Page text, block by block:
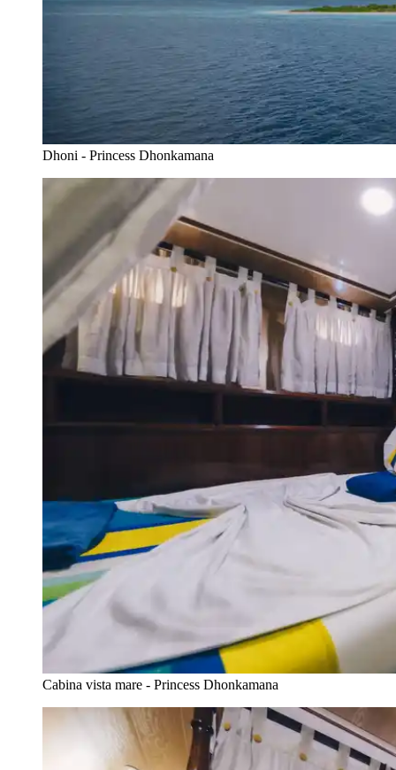
Dhoni - Princess Dhonkamana
Cabina vista mare - Princess Dhonkamana